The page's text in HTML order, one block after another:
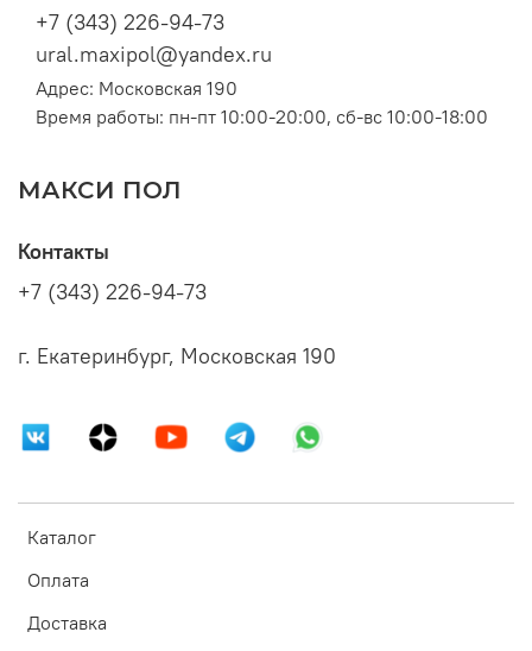
+7 (343) 226-94-73
ural.maxipol@yandex.ru
Адрес: Московская 190
Время работы: пн-пт 10:00-20:00, сб-вс 10:00-18:00
МАКСИ ПОЛ
Каталог
Оплата
Доставка
Контакты
+7 (343) 226-94-73
г. Екатеринбург, Московская 190